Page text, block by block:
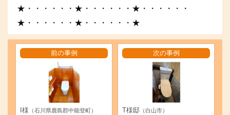
★・・・・・・★・・・・・・★・・・・・・
★・・・・・・★・・・・・・★
前の事例
I様 （石川県鹿島郡中能登町）
次の事例
T様邸 （白山市）